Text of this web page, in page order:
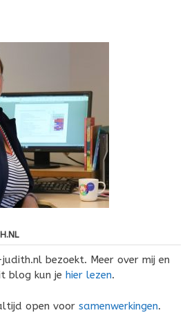
bezoekt. Meer over mij en
blog kun je hier lezen.
open voor samenwerkingen.